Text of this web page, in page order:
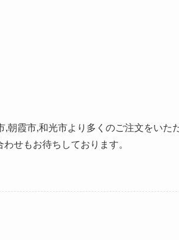
朝霞市,和光市より多くのご注文をいた
せもお待ちしております。